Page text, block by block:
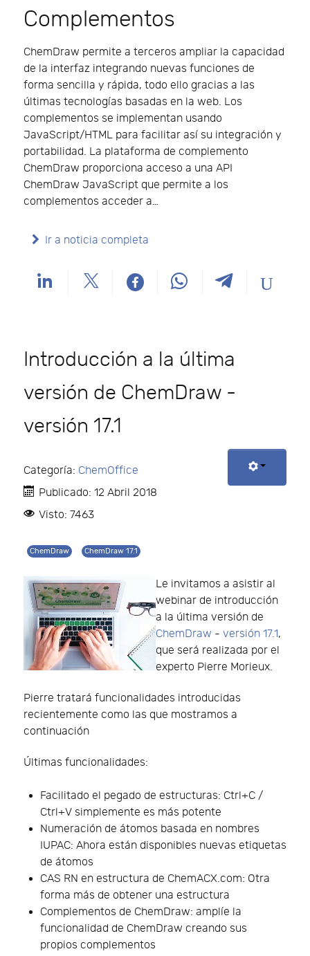
Complementos
ChemDraw permite a terceros ampliar la capacidad
de la interfaz integrando nuevas funciones de
forma sencilla y rápida, todo ello gracias a las
últimas tecnologías basadas en la web. Los
complementos se implementan usando
JavaScript/HTML para facilitar así su integración y
portabilidad. La plataforma de complemento
ChemDraw proporciona acceso a una API
ChemDraw JavaScript que permite a los
complementos acceder a…
Ir a noticia completa
Introducción a la última
versión de ChemDraw -
versión 17.1
Categoría: ChemOffice
Publicado: 12 Abril 2018
Visto: 7463
ChemDraw ChemDraw 17.1
Le invitamos a asistir al
webinar de introducción
a la última versión de
ChemDraw - versión 17.1,
que será realizada por el
experto Pierre Morieux.
Pierre tratará funcionalidades introducidas
recientemente como las que mostramos a
continuación
Últimas funcionalidades:
Facilitado el pegado de estructuras: Ctrl+C /
Ctrl+V simplemente es más potente
Numeración de átomos basada en nombres
IUPAC: Ahora están disponibles nuevas etiquetas
de átomos
CAS RN en estructura de ChemACX.com: Otra
forma más de obtener una estructura
Complementos de ChemDraw: amplíe la
funcionalidad de ChemDraw creando sus
propios complementos